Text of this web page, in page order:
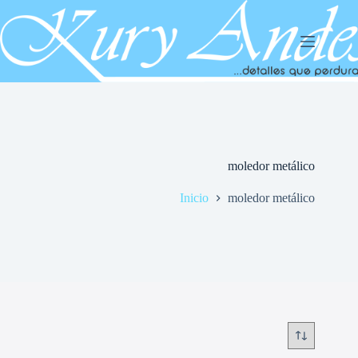
al
contenido
moledor metálico
Inicio moledor metálico